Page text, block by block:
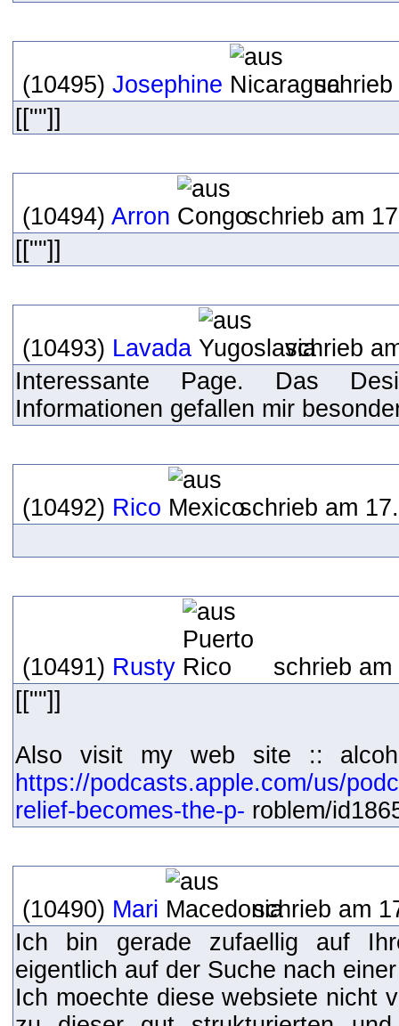
(10495) Josephine
schrieb
[[""]]
(10494) Arron
schrieb am
[[""]]
(10493) Lavada
schrieb
Interessante Page. Das
Informationen gefallen mir
(10492) Rico schrieb am
(10491) Rusty
schrieb
[[""]]
Also visit my web site ::
https://podcasts.apple.com/us/
relief-becomes-the-p- roblem/
(10490) Mari
schrieb am
Ich bin gerade zufaellig auf
eigentlich auf der Suche nach
Ich moechte diese websiete nicht